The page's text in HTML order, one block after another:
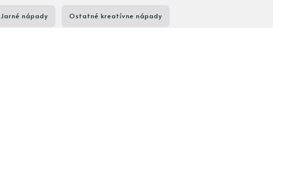
Jarné nápady Ostatné kreatívne nápady